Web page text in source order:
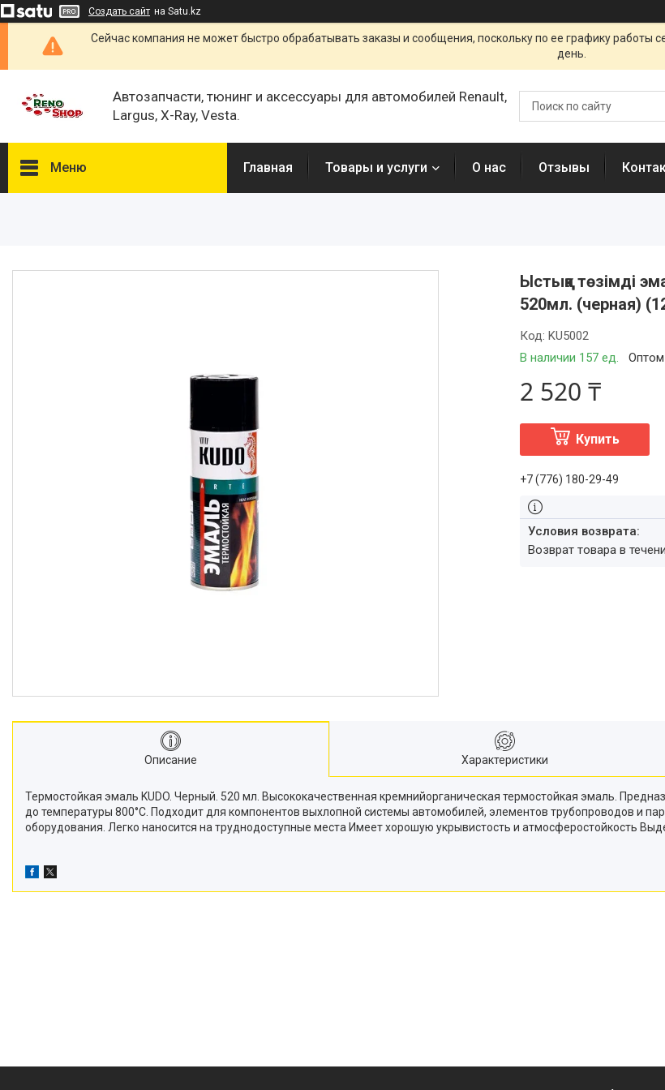
Создать сайт на Satu.kz
Сейчас компания не может быстро обрабатывать заказы и сообщения, поскольку по ее графику
день.
Автозапчасти, тюнинг и аксессуары для автомобилей Renault,
Largus, X-Ray, Vesta.
Меню Главная Товары и услуги О нас Отзывы
Ыстыққа төзімді
520мл. (черная)
В наличии 157 ед.
Код:KU5002
2 520 ₸
Купить
+7 (776) 180-29-49
возврат товара в
Описание Характеристики
Термостойкая эмаль KUDO. Черный. 520 мл. Высококачественная кремнийорганическая термостойкая эмаль.
до температуры 800°C. Подходит для компонентов выхлопной системы автомобилей, элементов трубопроводов и
оборудования. Легко наносится на труднодоступные места Имеет хорошую укрывистость и атмосферостойкость